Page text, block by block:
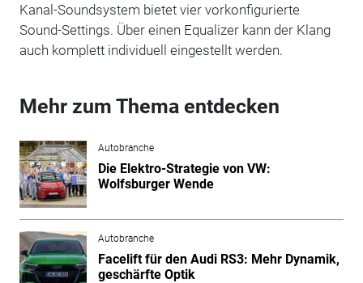
Kanal-Soundsystem bietet vier vorkonfigurierte
Sound-Settings. Über einen Equalizer kann der Klang
auch komplett individuell eingestellt werden.
Mehr zum Thema entdecken
Autobranche
Die Elektro-Strategie von VW:
Wolfsburger Wende
Autobranche
Facelift für den Audi RS3: Mehr Dynamik,
geschärfte Optik